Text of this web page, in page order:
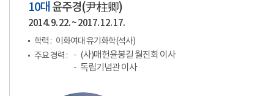
10대 윤주경(尹柱卿)
2014. 9. 22. ~ 2017. 12. 17.
학력 : 이화여대 유기화학(석사)
주요 경력 :
(사)매헌윤봉길 월진회 이사
독립기념관 이사